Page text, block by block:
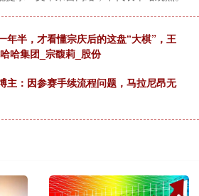
年半，才看懂宗庆后的这盘“大棋”，王
哈集团_宗馥莉_股份
主：因参赛手续流程问题，马拉尼昂无